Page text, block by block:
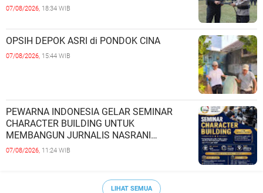
07/08/2026, 18:34 WIB
OPSIH DEPOK ASRI di PONDOK CINA
07/08/2026, 15:44 WIB
PEWARNA INDONESIA GELAR SEMINAR
CHARACTER BUILDING UNTUK
MEMBANGUN JURNALIS NASRANI
BERINTEGRITAS DAN BERDAMPAK*
07/08/2026, 11:24 WIB
LIHAT SEMUA